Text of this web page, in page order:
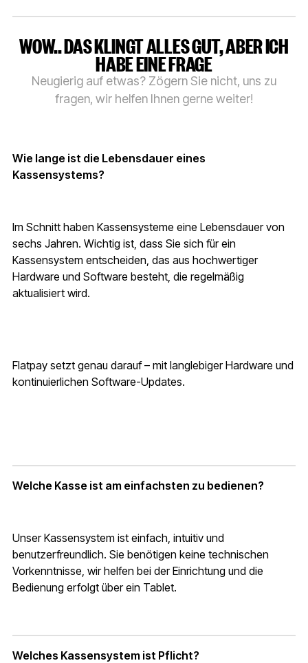
WOW.. DAS KLINGT ALLES GUT, ABER ICH
HABE EINE FRAGE
Neugierig auf etwas? Zögern Sie nicht, uns zu
fragen, wir helfen Ihnen gerne weiter!
Wie lange ist die Lebensdauer eines
Kassensystems?
Im Schnitt haben Kassensysteme eine Lebensdauer von
sechs Jahren. Wichtig ist, dass Sie sich für ein
Kassensystem entscheiden, das aus hochwertiger
Hardware und Software besteht, die regelmäßig
aktualisiert wird.
Flatpay setzt genau darauf – mit langlebiger Hardware und
kontinuierlichen Software-Updates.
Welche Kasse ist am einfachsten zu bedienen?
Unser Kassensystem ist einfach, intuitiv und
benutzerfreundlich. Sie benötigen keine technischen
Vorkenntnisse, wir helfen bei der Einrichtung und die
Bedienung erfolgt über ein Tablet.
Welches Kassensystem ist Pflicht?